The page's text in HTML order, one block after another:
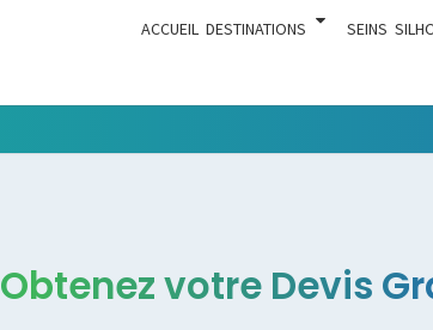
ACCUEIL DESTINATIONS SEINS
Tout Ce
Chirurgie
Esthétique
Obtenez votre Devis